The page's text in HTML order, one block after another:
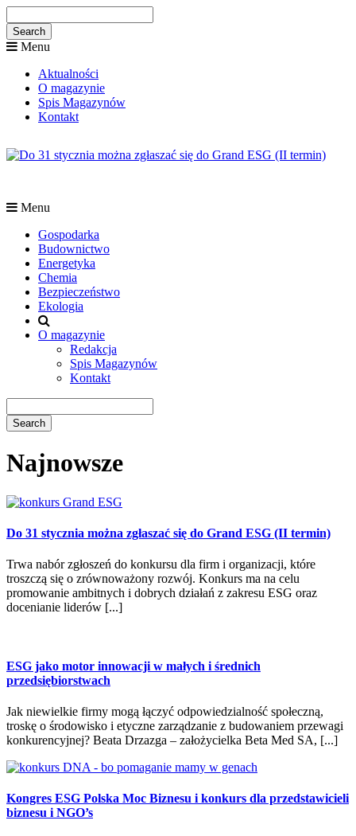
Menu
Aktualności
O magazynie
Spis Magazynów
Kontakt
Menu
Gospodarka
Budownictwo
Energetyka
Chemia
Bezpieczeństwo
Ekologia
O magazynie
Redakcja
Spis Magazynów
Kontakt
Najnowsze
Do 31 stycznia można zgłaszać się do Grand ESG (II termin)
Trwa nabór zgłoszeń do konkursu dla firm i organizacji, które
troszczą się o zrównoważony rozwój. Konkurs ma na celu
promowanie ambitnych i dobrych działań z zakresu ESG oraz
docenianie liderów [...]
ESG jako motor innowacji w małych i średnich
przedsiębiorstwach
Jak niewielkie firmy mogą łączyć odpowiedzialność społeczną,
troskę o środowisko i etyczne zarządzanie z budowaniem przewagi
konkurencyjnej? Beata Drzazga – założycielka Beta Med SA, [...]
Kongres ESG Polska Moc Biznesu i konkurs dla przedstawicieli
biznesu i NGO’s